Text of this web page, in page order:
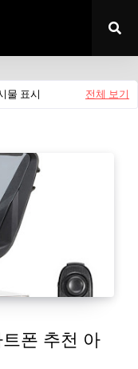
물 표시 전체 보기
트폰 추천 아